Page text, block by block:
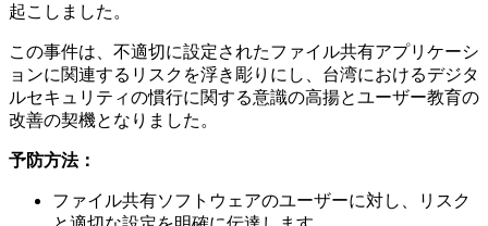
起こしました。
この事件は、不適切に設定されたファイル共有アプリケーシ
ョンに関連するリスクを浮き彫りにし、台湾におけるデジタ
ルセキュリティの慣行に関する意識の高揚とユーザー教育の
改善の契機となりました。
予防方法：
ファイル共有ソフトウェアのユーザーに対し、リスク